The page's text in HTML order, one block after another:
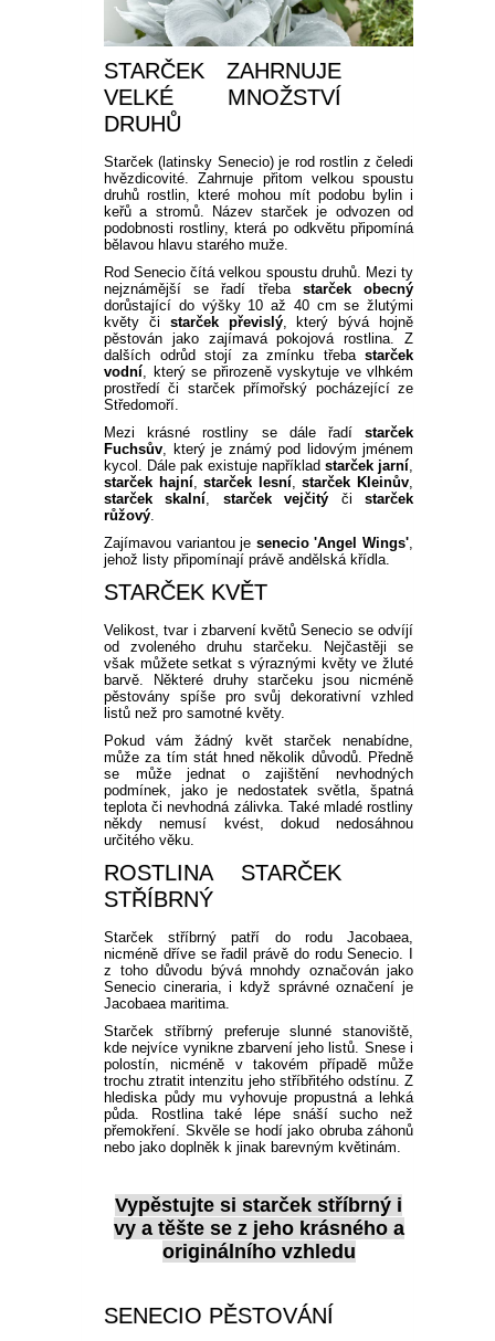
STARČEK ZAHRNUJE
VELKÉ MNOŽSTVÍ
DRUHŮ
Starček (latinsky Senecio) je rod rostlin z čeledi
hvězdicovité. Zahrnuje přitom velkou spoustu
druhů rostlin, které mohou mít podobu bylin i
keřů a stromů. Název starček je odvozen od
podobnosti rostliny, která po odkvětu připomíná
bělavou hlavu starého muže.
Rod Senecio čítá velkou spoustu druhů. Mezi ty
nejznámější se řadí třeba starček obecný
dorůstající do výšky 10 až 40 cm se žlutými
květy či starček převislý, který bývá hojně
pěstován jako zajímavá pokojová rostlina. Z
dalších odrůd stojí za zmínku třeba starček
vodní, který se přirozeně vyskytuje ve vlhkém
prostředí či starček přímořský pocházející ze
Středomoří.
Mezi krásné rostliny se dále řadí starček
Fuchsův, který je známý pod lidovým jménem
kycol. Dále pak existuje například starček jarní,
starček hajní,starček lesní,starček Kleinův,
starček skalní, starček vejčitý čistarček
růžový.
Zajímavou variantou je senecio 'Angel Wings',
jehož listy připomínají právě andělská křídla.
STARČEK KVĚT
Velikost, tvar i zbarvení květů Senecio se odvíjí
od zvoleného druhu starčeku. Nejčastěji se
však můžete setkat s výraznými květy ve žluté
barvě. Některé druhy starčeku jsou nicméně
pěstovány spíše pro svůj dekorativní vzhled
listů než pro samotné květy.
Pokud vám žádný květ starček nenabídne,
může za tím stát hned několik důvodů. Předně
se může jednat o zajištění nevhodných
podmínek, jako je nedostatek světla, špatná
teplota či nevhodná zálivka. Také mladé rostliny
někdy nemusí kvést, dokud nedosáhnou
určitého věku.
ROSTLINA STARČEK
STŘÍBRNÝ
Starček stříbrný patří do rodu Jacobaea,
nicméně dříve se řadil právě do rodu Senecio. I
z toho důvodu bývá mnohdy označován jako
Senecio cineraria, i když správné označení je
Jacobaea maritima.
Starček stříbrný preferuje slunné stanoviště,
kde nejvíce vynikne zbarvení jeho listů. Snese i
polostín, nicméně v takovém případě může
trochu ztratit intenzitu jeho stříbřitého odstínu. Z
hlediska půdy mu vyhovuje propustná a lehká
půda. Rostlina také lépe snáší sucho než
přemokření. Skvěle se hodí jako obruba záhonů
nebo jako doplněk k jinak barevným květinám.
Vypěstujte si starček stříbrný i
vy a těšte se z jeho krásného a
originálního vzhledu
SENECIO PĚSTOVÁNÍ